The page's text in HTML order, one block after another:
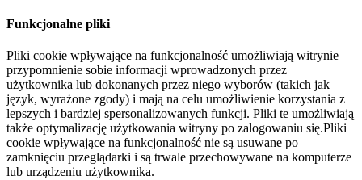
Funkcjonalne pliki
Pliki cookie wpływające na funkcjonalność umożliwiają witrynie
przypomnienie sobie informacji wprowadzonych przez
użytkownika lub dokonanych przez niego wyborów (takich jak
język, wyrażone zgody) i mają na celu umożliwienie korzystania z
lepszych i bardziej spersonalizowanych funkcji. Pliki te umożliwiają
także optymalizację użytkowania witryny po zalogowaniu się.Pliki
cookie wpływające na funkcjonalność nie są usuwane po
zamknięciu przeglądarki i są trwale przechowywane na komputerze
lub urządzeniu użytkownika.